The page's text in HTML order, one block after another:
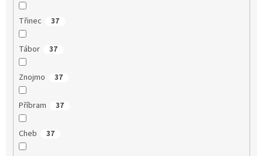
Třinec 37
Tábor 37
Znojmo 37
Příbram 37
Cheb 37